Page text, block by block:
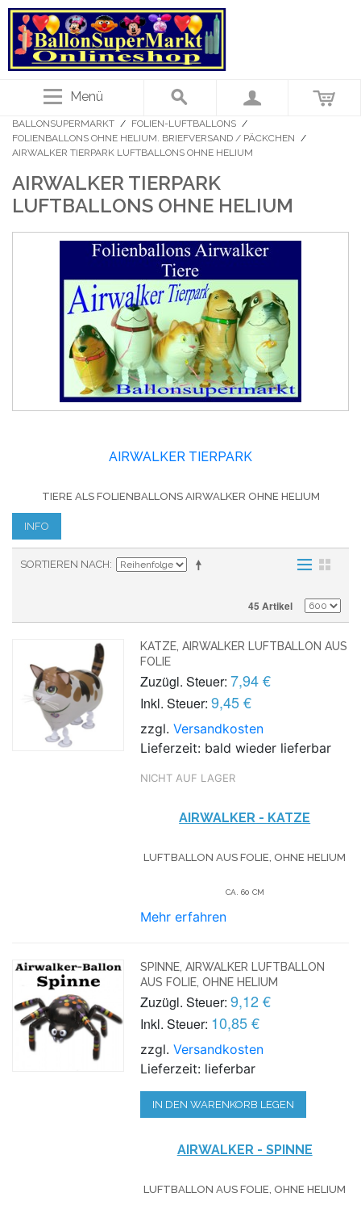
Menü
BALLONSUPERMARKT / FOLIEN-LUFTBALLONS /
FOLIENBALLONS OHNE HELIUM. BRIEFVERSAND / PÄCKCHEN /
AIRWALKER TIERPARK LUFTBALLONS OHNE HELIUM
AIRWALKER TIERPARK
LUFTBALLONS OHNE HELIUM
AIRWALKER TIERPARK
TIERE ALS FOLIENBALLONS AIRWALKER OHNE HELIUM
INFO
SORTIEREN NACH
45 Artikel
KATZE, AIRWALKER LUFTBALLON AUS
FOLIE
Zuzügl. Steuer: 7,94 €
Inkl. Steuer: 9,45 €
zzgl.Versandkosten
Lieferzeit: bald wieder lieferbar
NICHT AUF LAGER
AIRWALKER - KATZE
LUFTBALLON AUS FOLIE, OHNE HELIUM
CA. 60 CM
Mehr erfahren
SPINNE, AIRWALKER LUFTBALLON
AUS FOLIE, OHNE HELIUM
Zuzügl. Steuer: 9,12 €
Inkl. Steuer: 10,85 €
zzgl.Versandkosten
Lieferzeit: lieferbar
IN DEN WARENKORB LEGEN
AIRWALKER - SPINNE
LUFTBALLON AUS FOLIE, OHNE HELIUM